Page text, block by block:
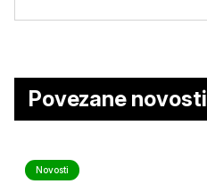
Povezane novosti
Novosti